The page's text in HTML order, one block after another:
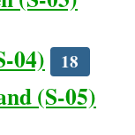
04) 18
(S-05)